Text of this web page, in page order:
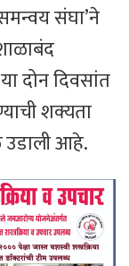
संघा’ने
दोन दिवसांत
शक्यता
आहे.